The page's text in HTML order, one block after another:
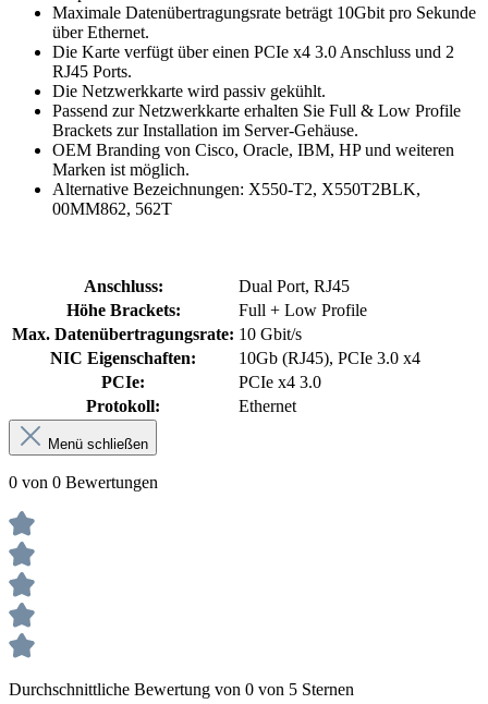
Maximale Datenübertragungsrate beträgt 10Gbit pro Sekunde
über Ethernet.
Die Karte verfügt über einen PCIe x4 3.0 Anschluss und 2
RJ45 Ports.
Die Netzwerkkarte wird passiv gekühlt.
Passend zur Netzwerkkarte erhalten Sie Full & Low Profile
Brackets zur Installation im Server-Gehäuse.
OEM Branding von Cisco, Oracle, IBM, HP und weiteren
Marken ist möglich.
Alternative Bezeichnungen: X550-T2, X550T2BLK,
00MM862, 562T
Anschluss:
Dual Port, RJ45
Höhe Brackets:
Full + Low Profile
Max. Datenübertragungsrate: 10 Gbit/s
NIC Eigenschaften:
10Gb (RJ45), PCIe 3.0 x4
PCIe:
PCIe x4 3.0
Protokoll:
Ethernet
Menü schließen
0 von 0 Bewertungen
Durchschnittliche Bewertung von 0 von 5 Sternen